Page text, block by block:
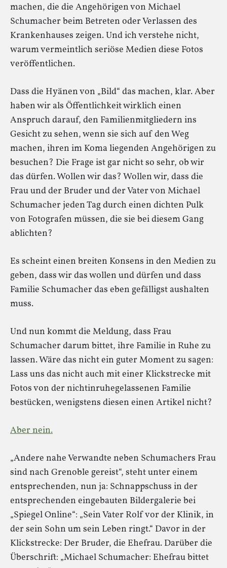
machen, die die Angehörigen von Michael
Schumacher beim Betreten oder Verlassen des
Krankenhauses zeigen. Und ich verstehe nicht,
warum vermeintlich seriöse Medien diese Fotos
veröffentlichen.
Dass die Hyänen von „Bild“ das machen, klar. Aber
haben wir als Öffentlichkeit wirklich einen
Anspruch darauf, den Familienmitgliedern ins
Gesicht zu sehen, wenn sie sich auf den Weg
machen, ihren im Koma liegenden Angehörigen zu
besuchen? Die Frage ist gar nicht so sehr, ob wir
das dürfen. Wollen wir das? Wollen wir, dass die
Frau und der Bruder und der Vater von Michael
Schumacher jeden Tag durch einen dichten Pulk
von Fotografen müssen, die sie bei diesem Gang
ablichten?
Es scheint einen breiten Konsens in den Medien zu
geben, dass wir das wollen und dürfen und dass
Familie Schumacher das eben gefälligst aushalten
muss.
Und nun kommt die Meldung, dass Frau
Schumacher darum bittet, ihre Familie in Ruhe zu
lassen. Wäre das nicht ein guter Moment zu sagen:
Lass uns das nicht auch mit einer Klickstrecke mit
Fotos von der nichtinruhegelassenen Familie
bestücken, wenigstens diesen einen Artikel nicht?
Aber nein.
„Andere nahe Verwandte neben Schumachers Frau
sind nach Grenoble gereist“, steht unter einem
entsprechenden, nun ja: Schnappschuss in der
entsprechenden eingebauten Bildergalerie bei
„Spiegel Online“: „Sein Vater Rolf vor der Klinik, in
der sein Sohn um sein Leben ringt.“ Davor in der
Klickstrecke: Der Bruder, die Ehefrau. Darüber die
Überschrift: „Michael Schumacher: Ehefrau bittet